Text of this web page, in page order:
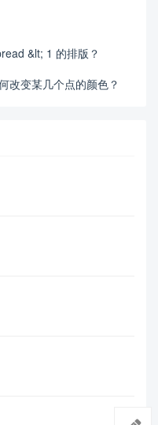
&lt; 1 的排版？
改变某几个点的颜色？